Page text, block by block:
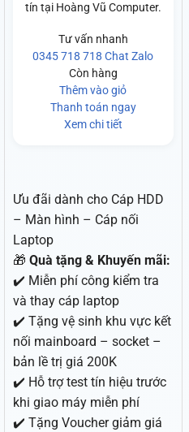
tín tại Hoàng Vũ Computer.
Tư vấn nhanh
0345 718 718 Chat Zalo
Còn hàng
Thêm vào giỏ
Thanh toán ngay
Xem chi tiết
Ưu đãi dành cho Cáp HDD
– Màn hình – Cáp nối
Laptop
🎁 Quà tặng & Khuyến mãi:
✔️ Miễn phí công kiểm tra
và thay cáp laptop
✔️ Tặng vệ sinh khu vực kết
nối mainboard – socket –
bản lề trị giá 200K
✔️ Hỗ trợ test tín hiệu trước
khi giao máy miễn phí
✔️ Tặng Voucher giảm giá